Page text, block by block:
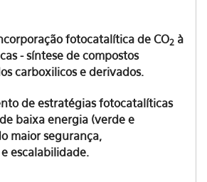
fotocatalítica de CO2 à
- síntese de compostos
carboxilicos e derivados.
de estratégias fotocatalíticas
baixa energia (verde e
maior segurança,
escalabilidade.